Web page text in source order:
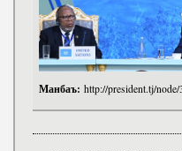
Манбаъ: http://president.tj/